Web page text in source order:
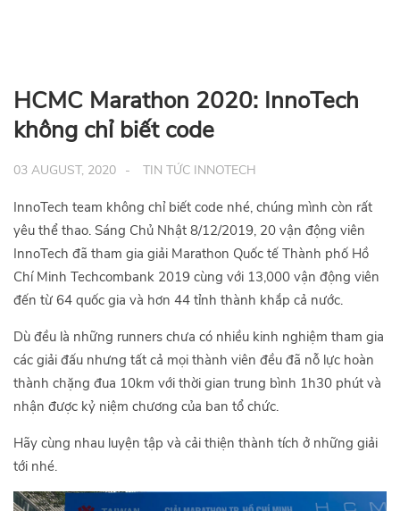
HCMC Marathon 2020: InnoTech
không chỉ biết code
03 AUGUST, 2020 TIN TỨC INNOTECH
InnoTech team không chỉ biết code nhé, chúng mình còn rất
yêu thể thao. Sáng Chủ Nhật 8/12/2019, 20 vận động viên
InnoTech đã tham gia giải Marathon Quốc tế Thành phố Hồ
Chí Minh Techcombank 2019 cùng với 13,000 vận động viên
đến từ 64 quốc gia và hơn 44 tỉnh thành khắp cả nước.
Dù đều là những runners chưa có nhiều kinh nghiệm tham gia
các giải đấu nhưng tất cả mọi thành viên đều đã nỗ lực hoàn
thành chặng đua 10km với thời gian trung bình 1h30 phút và
nhận được kỷ niệm chương của ban tổ chức.
Hãy cùng nhau luyện tập và cải thiện thành tích ở những giải
tới nhé.